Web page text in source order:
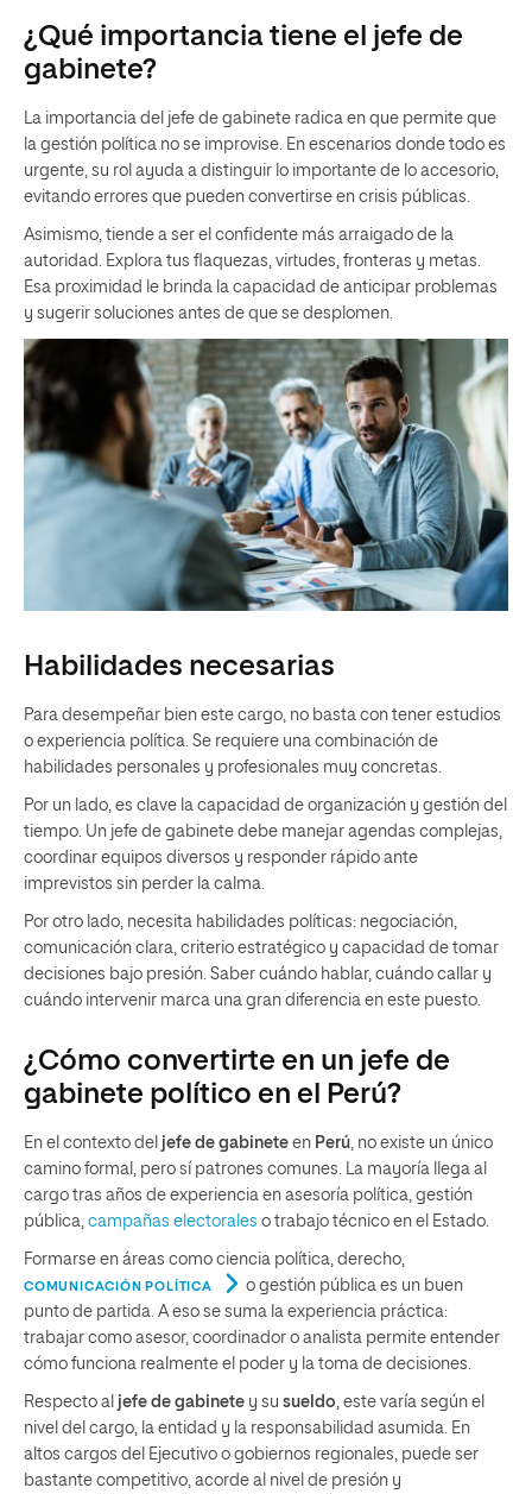
¿Qué importancia tiene el jefe de
gabinete?
La importancia del jefe de gabinete radica en que permite que
la gestión política no se improvise. En escenarios donde todo es
urgente, su rol ayuda a distinguir lo importante de lo accesorio,
evitando errores que pueden convertirse en crisis públicas.
Asimismo, tiende a ser el confidente más arraigado de la
autoridad. Explora tus flaquezas, virtudes, fronteras y metas.
Esa proximidad le brinda la capacidad de anticipar problemas
y sugerir soluciones antes de que se desplomen.
Habilidades necesarias
Para desempeñar bien este cargo, no basta con tener estudios
o experiencia política. Se requiere una combinación de
habilidades personales y profesionales muy concretas.
Por un lado, es clave la capacidad de organización y gestión del
tiempo. Un jefe de gabinete debe manejar agendas complejas,
coordinar equipos diversos y responder rápido ante
imprevistos sin perder la calma.
Por otro lado, necesita habilidades políticas: negociación,
comunicación clara, criterio estratégico y capacidad de tomar
decisiones bajo presión. Saber cuándo hablar, cuándo callar y
cuándo intervenir marca una gran diferencia en este puesto.
¿Cómo convertirte en un jefe de
gabinete político en el Perú?
En el contexto del jefe de gabinete en Perú, no existe un único
camino formal, pero sí patrones comunes. La mayoría llega al
cargo tras años de experiencia en asesoría política, gestión
pública, campañas electorales o trabajo técnico en el Estado.
Formarse en áreas como ciencia política, derecho,
COMUNICACIÓN POLÍTICA
o gestión pública es un buen
punto de partida. A eso se suma la experiencia práctica:
trabajar como asesor, coordinador o analista permite entender
cómo funciona realmente el poder y la toma de decisiones.
Respecto al jefe de gabinete y su sueldo, este varía según el
nivel del cargo, la entidad y la responsabilidad asumida. En
altos cargos del Ejecutivo o gobiernos regionales, puede ser
bastante competitivo, acorde al nivel de presión y